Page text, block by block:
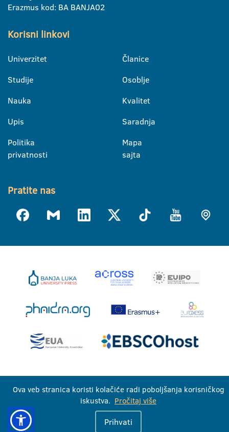
Erazmus kod: BA BANJA02
Korisni linkovi
Univerzitet
Studije
Nauka
Upis
Politika
privatnosti
Članice
Osoblje
Kvalitet
Saradnja
Mapa
sajta
Pratite nas
Univerzitet u Banjoj Luci © 2026
Sva prava zadržana
Ova veb stranica koristi kolačiće radi poboljšanja korisničkog
iskustva. Pročitaj više
Prihvati